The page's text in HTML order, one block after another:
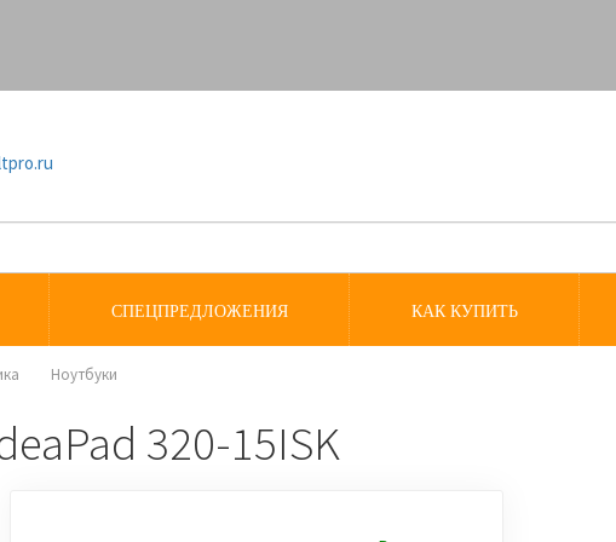
СПЕЦПРЕДЛОЖЕНИЯ КАК КУПИТЬ
Ноутбуки
320-15ISK